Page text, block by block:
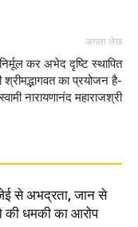
अगला लेख
कर अभेद दृष्टि स्थापित
श्रीमद्भागवत का प्रयोजन है-
स्वामी नारायणानंद महाराजश्री
से अभद्रता, जान से
की धमकी का आरोप